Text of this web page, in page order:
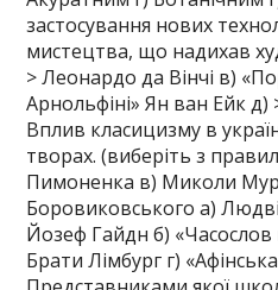
застосування нових
мистецтва, що надихав
> Леонардо да Вінчі в)
Арнольфiнi» Ян ван Ейк д)
Вплив класицизму в
творах. (виберіть з
Пимоненка в) Миколи
Боровиковського а)
Йозеф Гайдн б) «Часослов
Брати Лімбург г)